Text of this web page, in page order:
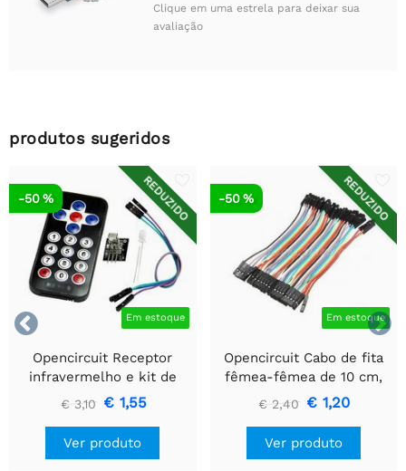
Clique em uma estrela para deixar sua
avaliação
produtos sugeridos


REDUZIDO
Em estoque
-50 %
Opencircuit Receptor
infravermelho e kit de
controle remoto
€ 3,10 € 1,55
Ver produto
REDUZIDO
Em estoque
-50 %
Opencircuit Cabo de fita
fêmea-fêmea de 10 cm,
40 peças
€ 2,40 € 1,20
Ver produto